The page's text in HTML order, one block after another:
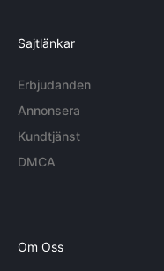
Sajtlänkar
Erbjudanden
Annonsera
Kundtjänst
DMCA
Om Oss